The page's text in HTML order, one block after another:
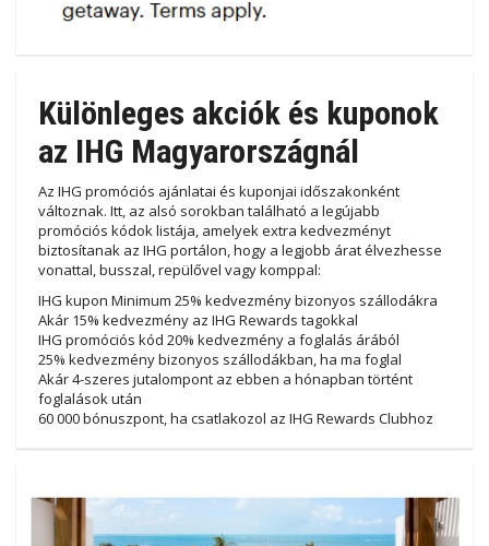
Különleges akciók és kuponok
az IHG Magyarországnál
Az IHG promóciós ajánlatai és kuponjai időszakonként
változnak. Itt, az alsó sorokban található a legújabb
promóciós kódok listája, amelyek extra kedvezményt
biztosítanak az IHG portálon, hogy a legjobb árat élvezhesse
vonattal, busszal, repülővel vagy komppal:
IHG kupon Minimum 25% kedvezmény bizonyos szállodákra
Akár 15% kedvezmény az IHG Rewards tagokkal
IHG promóciós kód 20% kedvezmény a foglalás árából
25% kedvezmény bizonyos szállodákban, ha ma foglal
Akár 4-szeres jutalompont az ebben a hónapban történt
foglalások után
60 000 bónuszpont, ha csatlakozol az IHG Rewards Clubhoz